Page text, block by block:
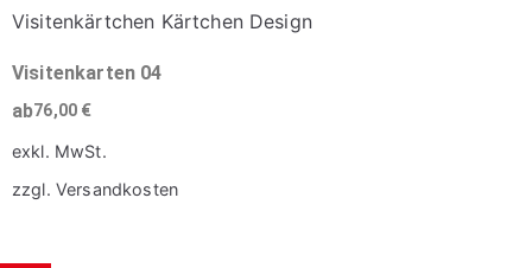
Produktseite
werden
Varianten
auf.
können
Visitenkarten 04
ab76,00 €
exkl. MwSt.
zzgl. Versandkosten
Produkt